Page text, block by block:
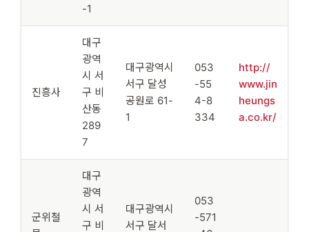
-1
진흥사
대구
광역
시 서
구 비
산동
289
7
대구광역시
서구 달성
공원로 61-
1
053
-55
4-8
334
http://
www.jin
heungs
a.co.kr/
군위철
대구
광역
시 서
구 비
대구광역시
서구 달서
053
-571